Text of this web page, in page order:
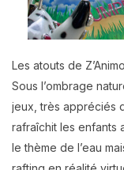
Les atouts de
Sous l’ombrage
jeux, très appréciés
rafraîchit les enfants
le thème de l’eau